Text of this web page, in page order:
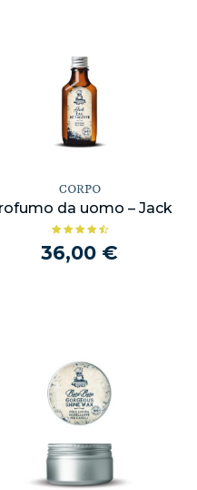
CORPO
da uomo – Jack
36,00 €